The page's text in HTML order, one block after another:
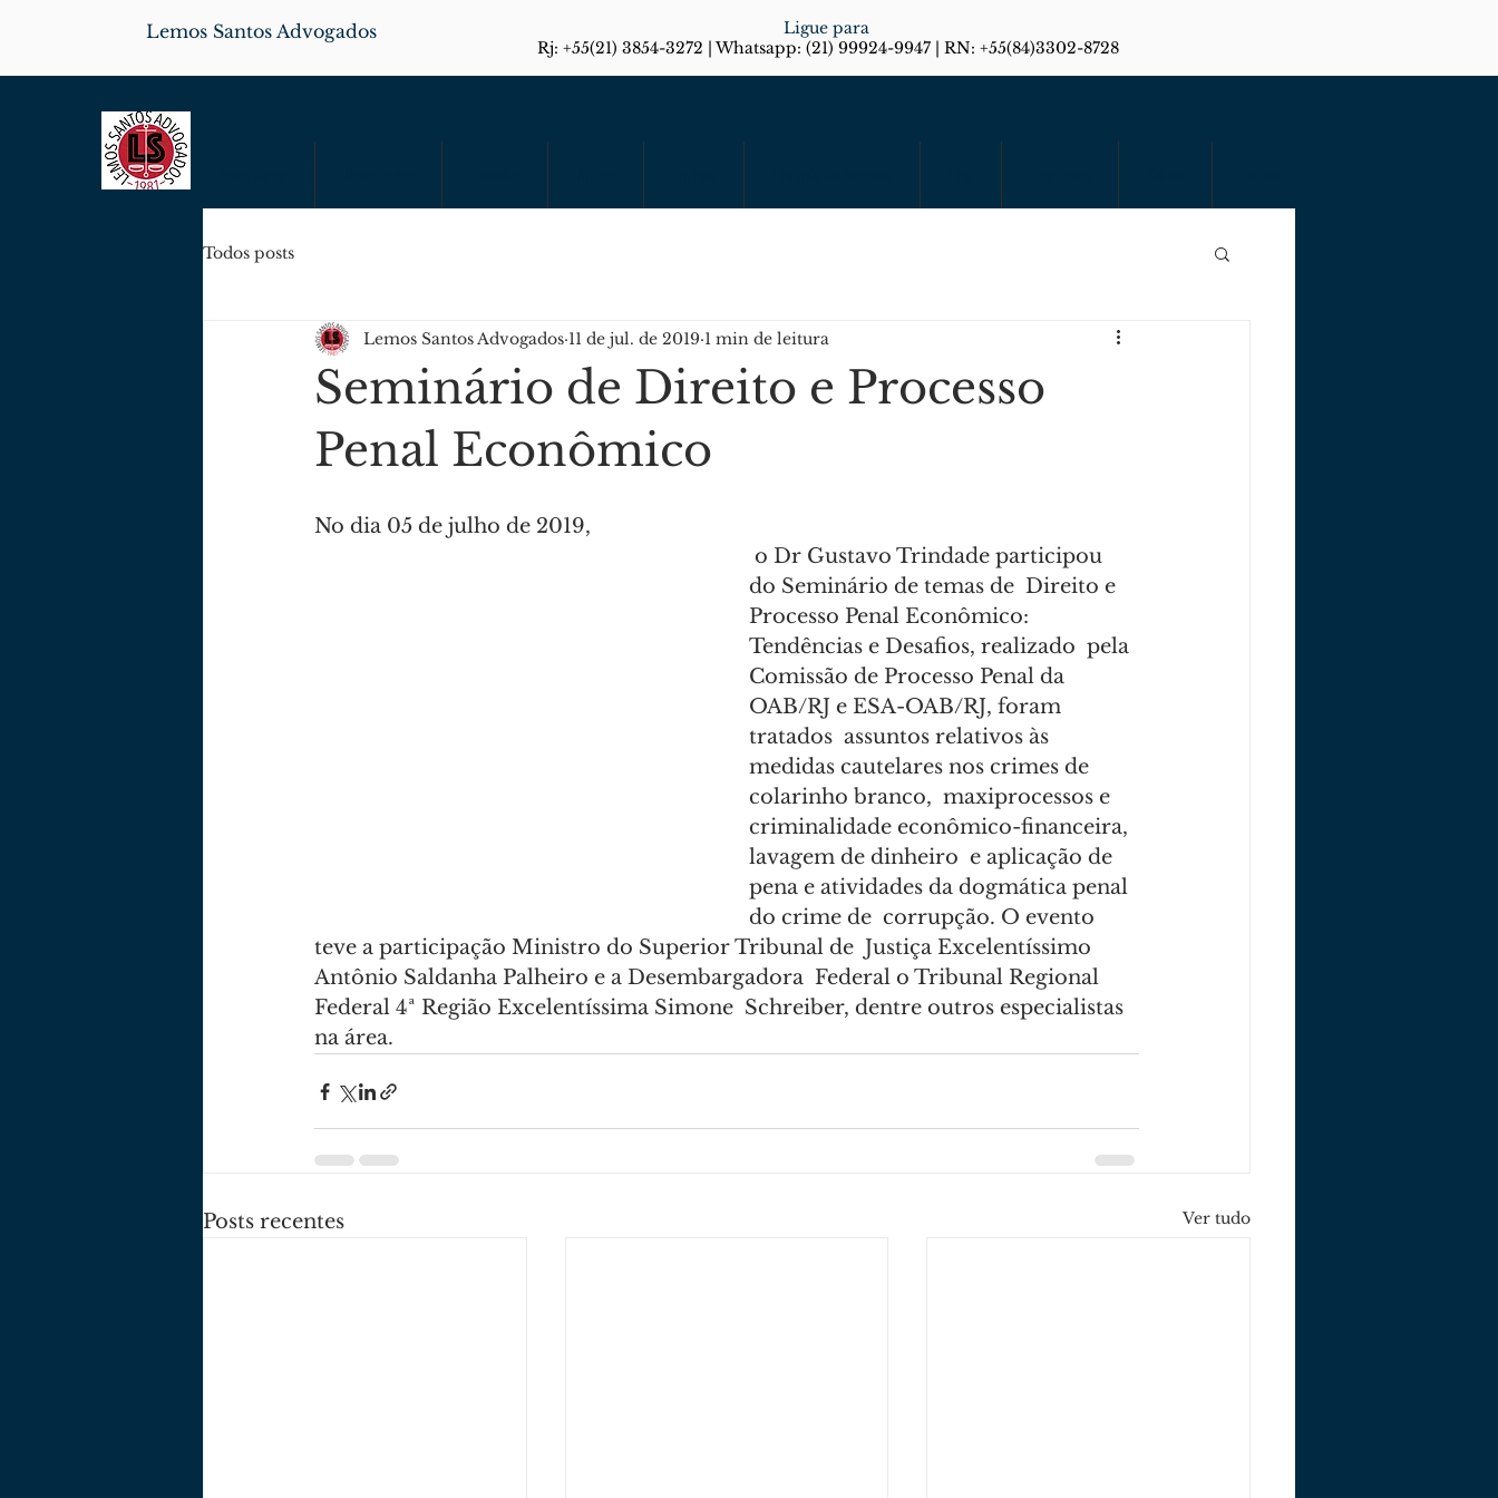
Ligue para
Rj: +55(21) 3854-3272 | Whatsapp: (21) 99924-9947 | RN: +55(84)3302-8728
Lemos Santos Advogados
Todos posts
Seminário de Direito e Processo
Penal Econômico
Lemos Santos Advogados 11 de jul. de 2019 1 min de leitura
No dia 05 de julho de 2019,
do Seminário de temas de  Direito e
Processo Penal Econômico:
Tendências e Desafios, realizado  pela
Comissão de Processo Penal da
OAB/RJ e ESA-OAB/RJ, foram
tratados  assuntos relativos às
medidas cautelares nos crimes de
colarinho branco,  maxiprocessos e
criminalidade econômico-financeira,
lavagem de dinheiro  e aplicação de
pena e atividades da dogmática penal
do crime de  corrupção. O evento
teve a participação Ministro do Superior Tribunal de  Justiça Excelentíssimo
Antônio Saldanha Palheiro e a Desembargadora  Federal o Tribunal Regional
Federal 4ª Região Excelentíssima Simone  Schreiber, dentre outros especialistas
na área.
Posts recentes Ver tudo